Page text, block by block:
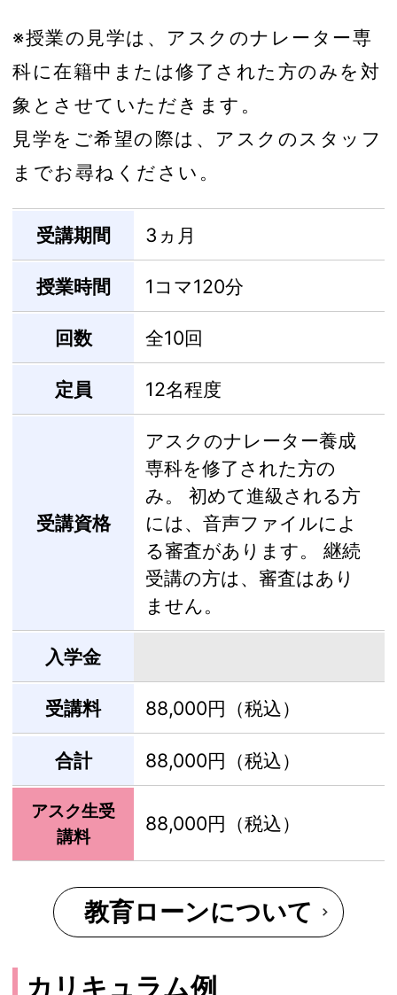
※授業の見学は、アスクのナレーター専
科に在籍中または修了された方のみを対
象とさせていただきます。
見学をご希望の際は、アスクのスタッフ
までお尋ねください。
受講期間 3ヵ月
授業時間 1コマ120分
回数 全10回
定員 12名程度
受講資格
アスクのナレーター養成
専科を修了された方の
み。 初めて進級される方
には、音声ファイルによ
る審査があります。 継続
受講の方は、審査はあり
ません。
入学金
受講料 88,000円（税込）
合計 88,000円（税込）
アスク生受
講料
88,000円（税込）
教育ローンについて
カリキュラム例